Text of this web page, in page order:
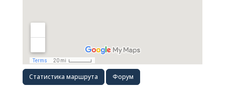
Статистика маршрута Форум